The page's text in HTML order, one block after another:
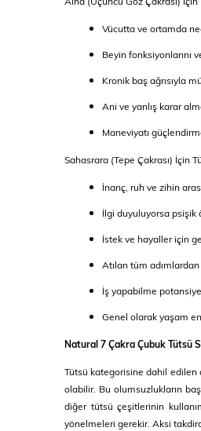
Vücutta ve ortamda
Beyin fonksiyonlarını
Kronik baş ağrısıyla
Ani ve yanlış karar
Maneviyatı
Sahasrara (Tepe Çakrası) İçin
İnanç, ruh ve zihin
İlgi duyuluyorsa psişik
İstek ve hayaller için
Atılan tüm
İş yapabilme
Genel olarak yaşam
Natural 7 Çakra Çubuk Tütsü
Tütsü kategorisine dahil edilen
olabilir. Bu olumsuzlukların
diğer tütsü çeşitlerinin
yönelmeleri gerekir. Aksi